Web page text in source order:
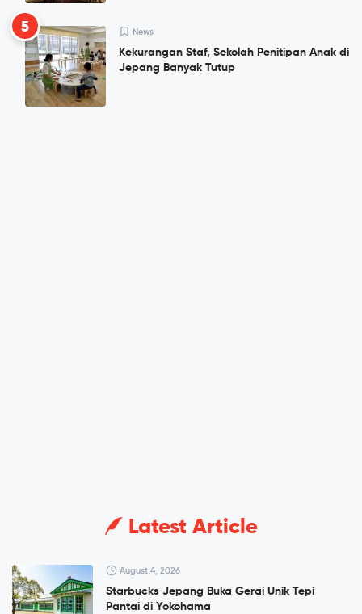
5 News
Kekurangan Staf, Sekolah Penitipan Anak di
Jepang Banyak Tutup
Latest Article
August 4, 2026
Starbucks Jepang Buka Gerai Unik Tepi
Pantai di Yokohama